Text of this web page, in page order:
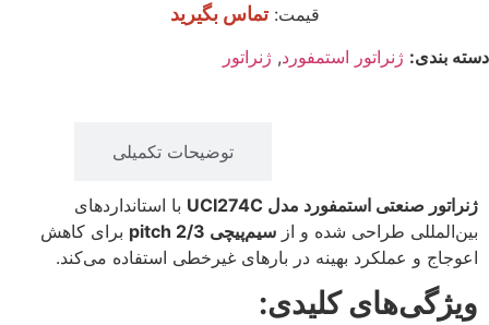
قیمت:تماس بگیرید
دسته بندی: ژنراتور استمفورد, ژنراتور
توضیحات تکمیلی
ژنراتور صنعتی استمفورد مدل UCI274C
با استانداردهای
بین‌المللی طراحی شده و از سیم‌پیچی 2/3 pitch
برای کاهش
اعوجاج و عملکرد بهینه در بارهای غیرخطی استفاده می‌کند.
ویژگی‌های کلیدی: